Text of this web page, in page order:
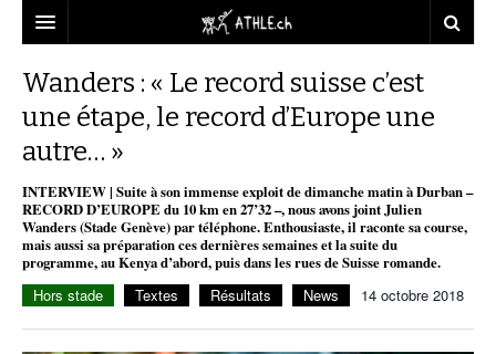
DOSSIERS
CHRONIQUES
TOUT
MICHEL HERREN
REPORTAGES
DOPAGE
GALERIES
STATISTIQUES
STATISTIQUES
MINIMA
PARTENAIRES
CNP
PARTENAIRES
VIDEOS
ATHLE.CH
Wanders : « Le record suisse c’est
une étape, le record d’Europe une
autre… »
INTERVIEW | Suite à son immense exploit de dimanche matin à Durban –
RECORD D’EUROPE du 10 km en 27’32 –, nous avons joint Julien
Wanders (Stade Genève) par téléphone. Enthousiaste, il raconte sa course,
mais aussi sa préparation ces dernières semaines et la suite du
programme, au Kenya d’abord, puis dans les rues de Suisse romande.
Hors stade Textes Résultats News 14 octobre 2018